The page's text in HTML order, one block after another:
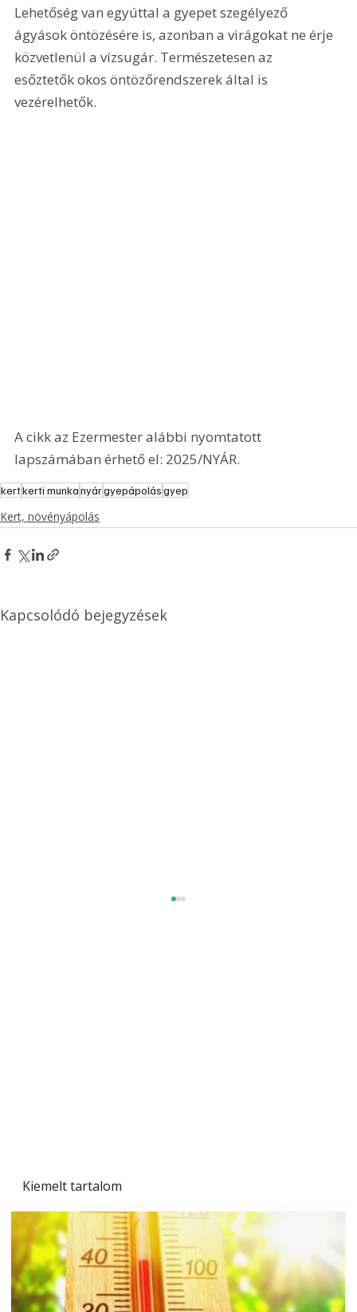
Kiemelt tartalom
Lehetőség van egyúttal a gyepet szegélyező
ágyások öntözésére is, azonban a virágokat ne érje
közvetlenül a vízsugár. Természetesen az
esőztetők okos öntözőrendszerek által is
vezérelhetők.
A cikk az Ezermester alábbi nyomtatott
lapszámában érhető el: 2025/NYÁR.
kertkerti munkanyárgyepápolásgyep
Kert, növényápolás
Kapcsolódó bejegyzések